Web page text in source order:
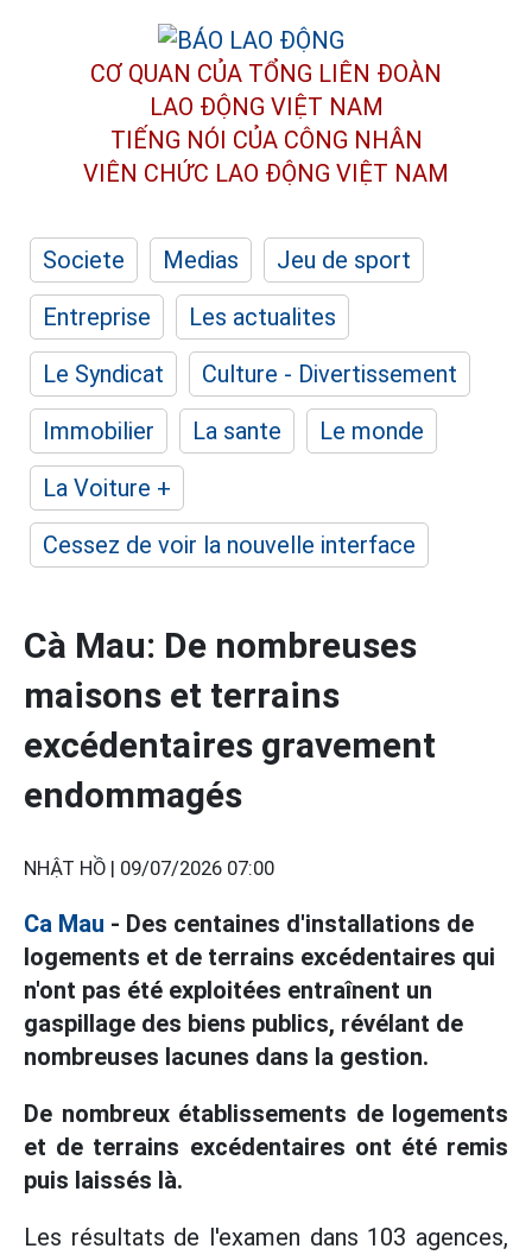
CƠ QUAN CỦA TỔNG LIÊN ĐOÀN
LAO ĐỘNG VIỆT NAM
TIẾNG NÓI CỦA CÔNG NHÂN
VIÊN CHỨC LAO ĐỘNG VIỆT NAM
Societe Medias
Jeu de sport
Entreprise
Les actualites
Le Syndicat
Culture - Divertissement
Immobilier
La sante
Le monde
La Voiture +
Cessez de voir la nouvelle interface
Cà Mau: De nombreuses
maisons et terrains
excédentaires gravement
endommagés
NHẬT HỒ | 09/07/2026 07:00
Ca Mau - Des centaines d'installations de
logements et de terrains excédentaires qui
n'ont pas été exploitées entraînent un
gaspillage des biens publics, révélant de
nombreuses lacunes dans la gestion.
De nombreux établissements de logements
et de terrains excédentaires ont été remis
puis laissés là.
Les résultats de l'examen dans 103 agences,